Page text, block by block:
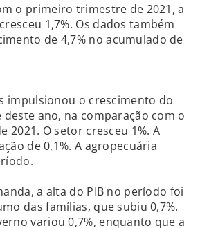
o primeiro trimestre de 2021, a
1,7%. Os dados também
de 4,7% no acumulado de
impulsionou o crescimento do
ano, na comparação com o
2021. O setor cresceu 1%. A
de 0,1%. A agropecuária
a alta do PIB no período foi
das famílias, que subiu 0,7%.
variou 0,7%, enquanto que a